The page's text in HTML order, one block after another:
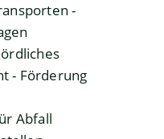
-
- Förderung
Abfall